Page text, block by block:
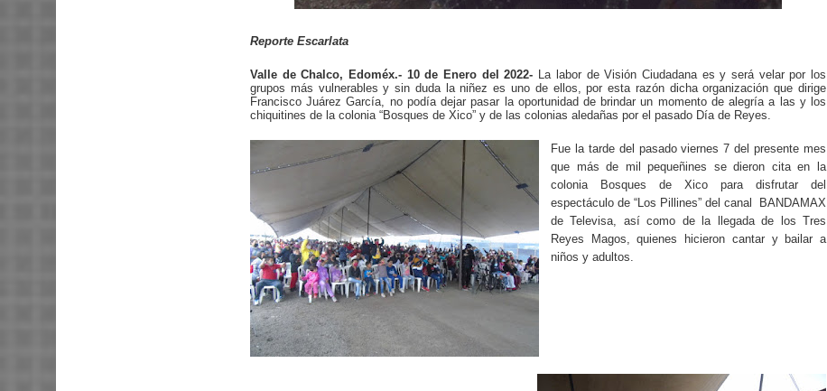
Reporte Escarlata
Valle de Chalco, Edoméx.- 10 de Enero del 2022- La labor de Visión Ciudadana es y será velar por los
grupos más vulnerables y sin duda la niñez es uno de ellos, por esta razón dicha organización que dirige
Francisco Juárez García, no podía dejar pasar la oportunidad de brindar un momento de alegría a las y los
chiquitines de la colonia “Bosques de Xico” y de las colonias aledañas por el pasado Día de Reyes.
Fue la tarde del pasado viernes 7 del presente mes
que más de mil pequeñines se dieron cita en la
colonia Bosques de Xico para disfrutar del
espectáculo de “Los Pillines” del canal
BANDAMAX
de Televisa, así como de la llegada de los Tres
Reyes Magos, quienes hicieron cantar y bailar a
niños y adultos